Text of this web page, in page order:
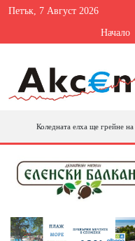
Петък, 7 Август 2026
Начало
Коледната елха ще грейне